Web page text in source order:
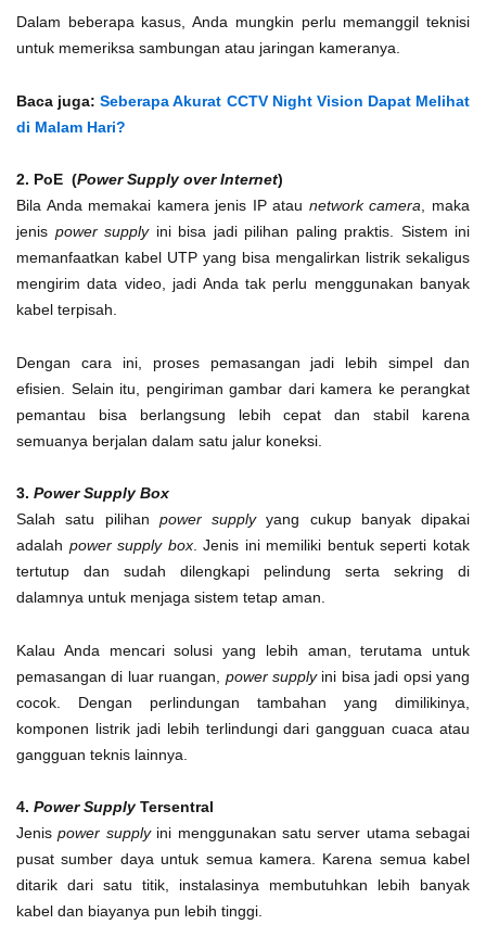
Dalam beberapa kasus, Anda mungkin perlu memanggil teknisi
untuk memeriksa sambungan atau jaringan kameranya.
Baca juga:Seberapa Akurat CCTV Night Vision Dapat Melihat
di Malam Hari?
2. PoE (Power Supply over Internet)
Bila Anda memakai kamera jenis IP atau network camera, maka
jenis power supplyini bisa jadi pilihan paling praktis. Sistem ini
memanfaatkan kabel UTP yang bisa mengalirkan listrik sekaligus
mengirim data video, jadi Anda tak perlu menggunakan banyak
kabel terpisah.
Dengan cara ini, proses pemasangan jadi lebih simpel dan
efisien. Selain itu, pengiriman gambar dari kamera ke perangkat
pemantau bisa berlangsung lebih cepat dan stabil karena
semuanya berjalan dalam satu jalur koneksi.
3. Power Supply Box
Salah satu pilihan power supplyyang cukup banyak dipakai
adalah power supply box. Jenis ini memiliki bentuk seperti kotak
tertutup dan sudah dilengkapi pelindung serta sekring di
dalamnya untuk menjaga sistem tetap aman.
Kalau Anda mencari solusi yang lebih aman, terutama untuk
pemasangan di luar ruangan, power supplyini bisa jadi opsi yang
cocok. Dengan perlindungan tambahan yang dimilikinya,
komponen listrik jadi lebih terlindungi dari gangguan cuaca atau
gangguan teknis lainnya.
4. Power SupplyTersentral
Jenis power supplyini menggunakan satu server utama sebagai
pusat sumber daya untuk semua kamera. Karena semua kabel
ditarik dari satu titik, instalasinya membutuhkan lebih banyak
kabel dan biayanya pun lebih tinggi.